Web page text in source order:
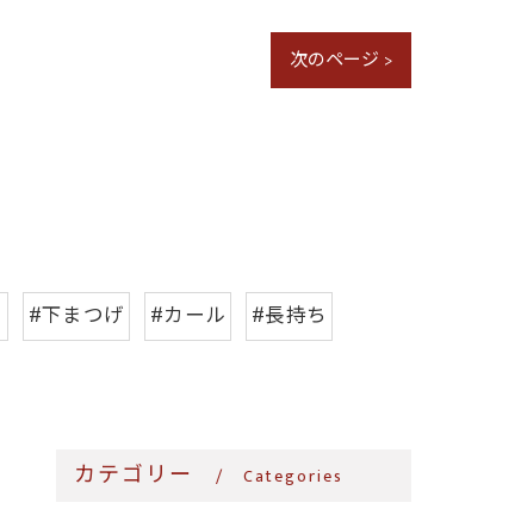
次のページ >
#下まつげ #カール
#長持ち
カテゴリー Categories